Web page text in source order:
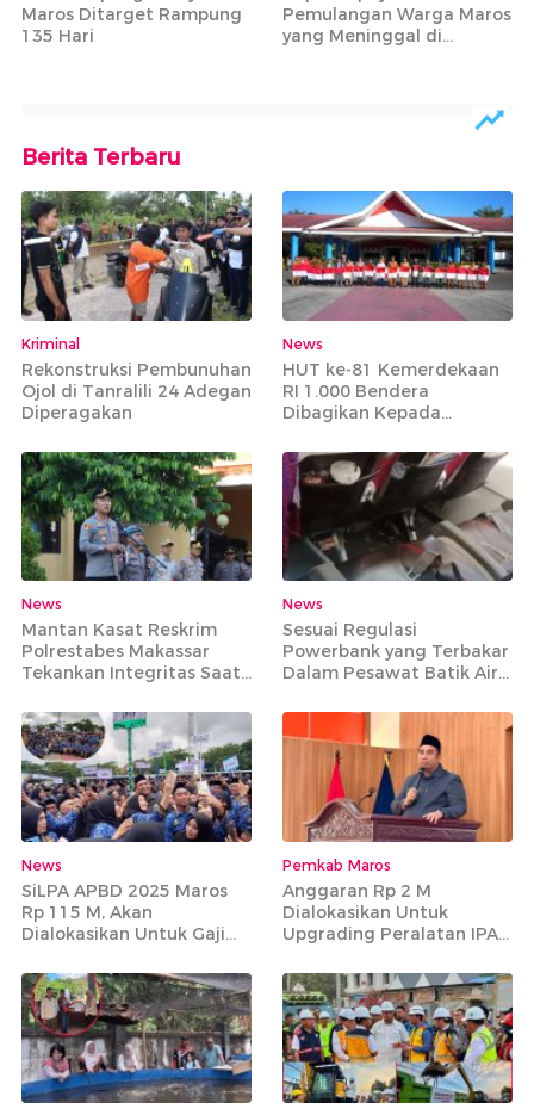
Maros Ditarget Rampung
135 Hari
Pemulangan Warga Maros
yang Meninggal di
Berita Terbaru
Kriminal
Rekonstruksi Pembunuhan
Ojol di Tanralili 24 Adegan
Diperagakan
News
HUT ke-81 Kemerdekaan
RI 1.000 Bendera
Dibagikan Kepada
News
Mantan Kasat Reskrim
Polrestabes Makassar
Tekankan Integritas Saat
Mapolres Maros
News
Sesuai Regulasi
Powerbank yang Terbakar
Dalam Pesawat Batik Air
Bisa Dibawa
News
SiLPA APBD 2025 Maros
Rp 115 M, Akan
Dialokasikan Untuk Gaji
Pemkab Maros
Anggaran Rp 2 M
Dialokasikan Untuk
Upgrading Peralatan IPA